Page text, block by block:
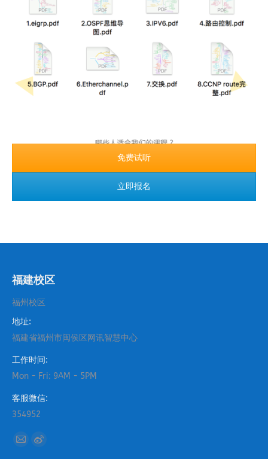
免费试听
立即报名
福建校区
福州校区
地址:
福建省福州市闽侯区网讯智慧中心
工作时间:
Mon - Fri: 9AM - 5PM
客服微信:
354952
找到我们：
MailWeibo